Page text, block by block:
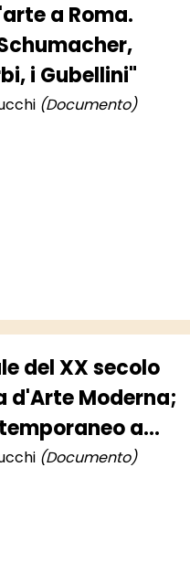
a Roma.
i Gubellini"
(Documento)
del XX secolo
d'Arte Moderna;
a
al Segno;
(Documento)